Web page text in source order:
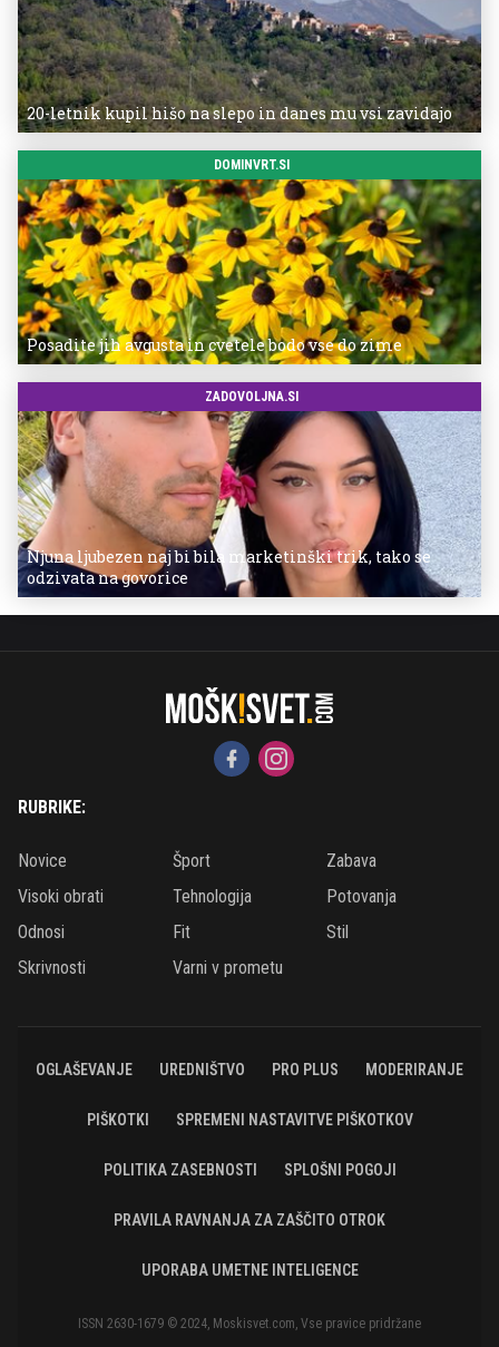
20-letnik kupil hišo na slepo in danes mu vsi zavidajo
DOMINVRT.SI
Posadite jih avgusta in cvetele bodo vse do zime
ZADOVOLJNA.SI
Njuna ljubezen naj bi bila marketinški trik, tako se
odzivata na govorice
RUBRIKE:
Novice Šport
Zabava
Visoki obrati
Tehnologija
Potovanja
Odnosi
Fit
Stil
Skrivnosti
Varni v prometu
OGLAŠEVANJE UREDNIŠTVO PRO PLUS MODERIRANJE
PIŠKOTKI SPREMENI NASTAVITVE PIŠKOTKOV
POLITIKA ZASEBNOSTI SPLOŠNI POGOJI
PRAVILA RAVNANJA ZA ZAŠČITO OTROK
UPORABA UMETNE INTELIGENCE
ISSN 2630-1679 © 2024, Moskisvet.com, Vse pravice pridržane